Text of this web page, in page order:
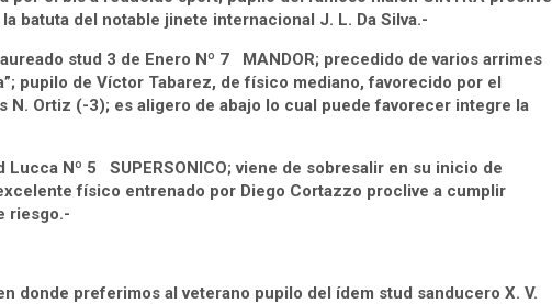
batuta del notable jinete internacional J. L. Da Silva.-
stud 3 de Enero Nº 7 MANDOR; precedido de varios arrimes
pupilo de Víctor Tabarez, de físico mediano, favorecido por el
N. Ortiz (-3); es aligero de abajo lo cual puede favorecer integre la
Nº 5 SUPERSONICO; viene de sobresalir en su inicio de
físico entrenado por Diego Cortazzo proclive a cumplir
riesgo.-
donde preferimos al veterano pupilo del ídem stud sanducero X. V.